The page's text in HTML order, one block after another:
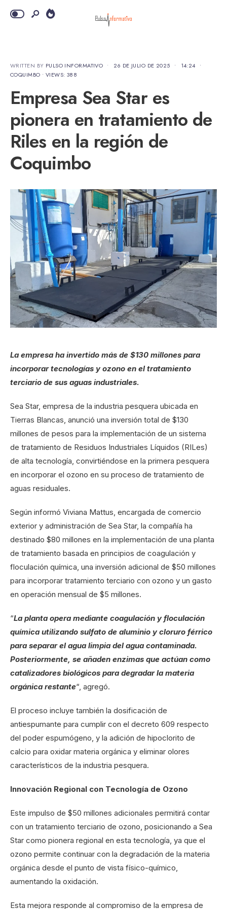
WRITTEN BY PULSO INFORMATIVO • 26 DE JULIO DE 2025 • 14:24 •
COQUIMBO • VIEWS: 388
Empresa Sea Star es
pionera en tratamiento de
Riles en la región de
Coquimbo
La empresa ha invertido más de $130 millones para
incorporar tecnologías y ozono en el tratamiento
terciario de sus aguas industriales.
Sea Star, empresa de la industria pesquera ubicada en
Tierras Blancas, anunció una inversión total de $130
millones de pesos para la implementación de un sistema
de tratamiento de Residuos Industriales Líquidos (RILes)
de alta tecnología, convirtiéndose en la primera pesquera
en incorporar el ozono en su proceso de tratamiento de
aguas residuales.
Según informó Viviana Mattus, encargada de comercio
exterior y administración de Sea Star, la compañía ha
destinado $80 millones en la implementación de una planta
de tratamiento basada en principios de coagulación y
floculación química, una inversión adicional de $50 millones
para incorporar tratamiento terciario con ozono y un gasto
en operación mensual de $5 millones.
“La planta opera mediante coagulación y floculación
química utilizando sulfato de aluminio y cloruro férrico
para separar el agua limpia del agua contaminada.
Posteriormente, se añaden enzimas que actúan como
catalizadores biológicos para degradar la materia
orgánica restante“, agregó.
El proceso incluye también la dosificación de
antiespumante para cumplir con el decreto 609 respecto
del poder espumógeno, y la adición de hipoclorito de
calcio para oxidar materia orgánica y eliminar olores
característicos de la industria pesquera.
Innovación Regional con Tecnología de Ozono
Este impulso de $50 millones adicionales permitirá contar
con un tratamiento terciario de ozono, posicionando a Sea
Star como pionera regional en esta tecnología, ya que el
ozono permite continuar con la degradación de la materia
orgánica desde el punto de vista físico-químico,
aumentando la oxidación.
Esta mejora responde al compromiso de la empresa de